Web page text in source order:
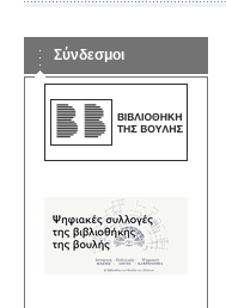
Σύνδεσμοι